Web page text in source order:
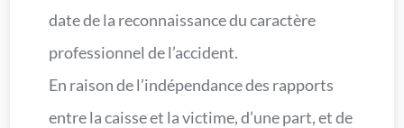
date de la reconnaissance du caractère
professionnel de l’accident.
En raison de l’indépendance des rapports
entre la caisse et la victime, d’une part, et de